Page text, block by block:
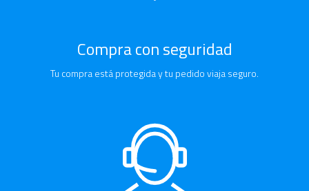
Compra con seguridad
Tu compra está protegida y tu pedido viaja seguro.